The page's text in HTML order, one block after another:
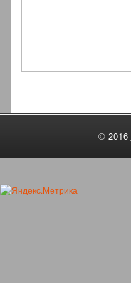
© 2016